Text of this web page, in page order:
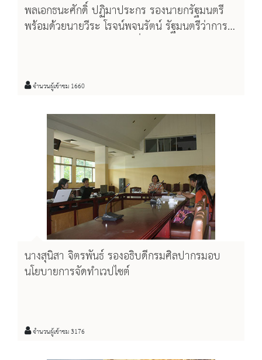
พลเอกธนะศักดิ์ ปฏิมาประกร รองนายกรัฐมนตรี
พร้อมด้วยนายวีระ โรจน์พจนรัตน์ รัฐมนตรีว่าการ
จำนวนผู้เข้าชม 1660
นางสุนิสา จิตรพันธ์ รองอธิบดีกรมศิลปากรมอบ
นโยบายการจัดทำเวปไซต์
จำนวนผู้เข้าชม 3176